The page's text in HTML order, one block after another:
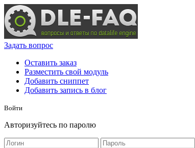
Задать вопрос
Оставить заказ
Разместить свой модуль
Добавить сниппет
Добавить запись в блог
Войти
Авторизуйтесь по паролю